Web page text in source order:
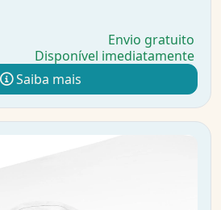
Envio gratuito
Disponível imediatamente
Saiba mais